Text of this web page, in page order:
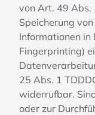
von Art. 49 Abs.
Speicherung
Informationen in
Fingerprinting)
25 Abs. 1
widerrufbar.
oder zur